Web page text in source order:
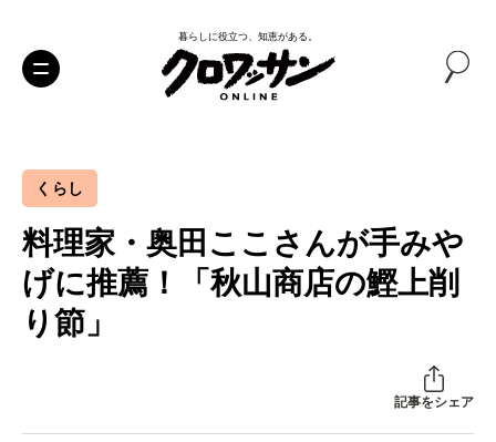
暮らしに役立つ、知恵がある。
くらし
料理家・奥田ここさんが手みや
げに推薦！「秋山商店の鰹上削
り節」
記事をシェア